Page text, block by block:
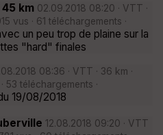
km 02.09.2018 08:20 · VTT ·
vus · 61 téléchargements ·
un peu trop de plaine sur la
"hard" finales
08:36 · VTT · 36 km ·
53 téléchargements ·
19/08/2018
12.08.2018 09:20 · VTT